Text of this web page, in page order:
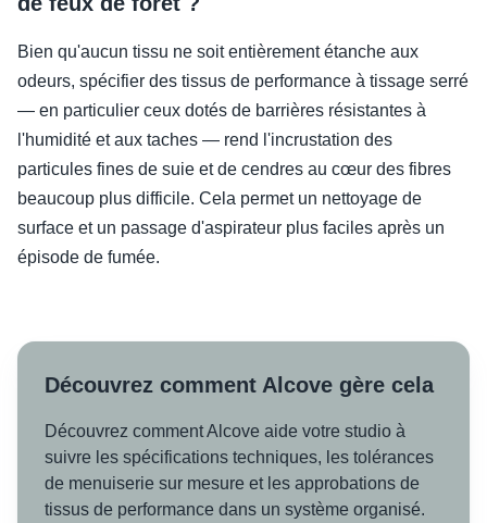
Bien qu'aucun tissu ne soit entièrement étanche aux
odeurs, spécifier des tissus de performance à tissage serré
— en particulier ceux dotés de barrières résistantes à
l'humidité et aux taches — rend l'incrustation des
particules fines de suie et de cendres au cœur des fibres
beaucoup plus difficile. Cela permet un nettoyage de
surface et un passage d'aspirateur plus faciles après un
épisode de fumée.
Découvrez comment Alcove gère cela
Découvrez comment Alcove aide votre studio à
suivre les spécifications techniques, les tolérances
de menuiserie sur mesure et les approbations de
tissus de performance dans un système organisé.